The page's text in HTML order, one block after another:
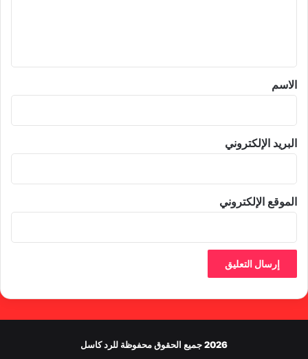
*
الاسم
البريد الإلكتروني
الموقع الإلكتروني
2026 جميع الحقوق محفوظة للرد كاسل